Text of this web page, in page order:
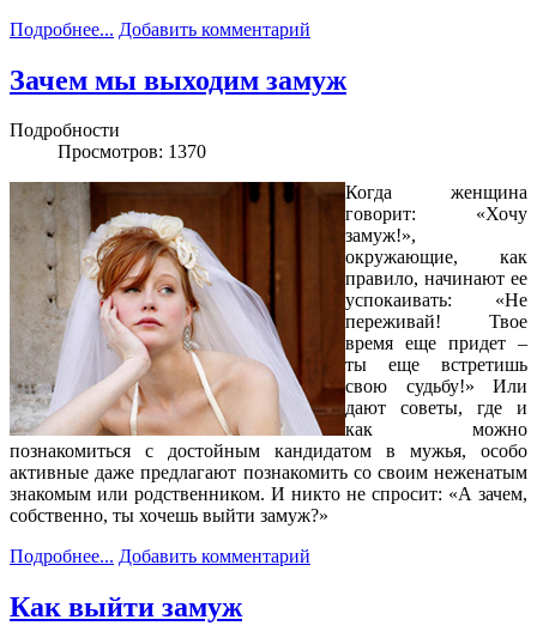
Подробнее... Добавить комментарий
Зачем мы выходим замуж
Подробности
Просмотров: 1370
Когда женщина
говорит: «Хочу
замуж!»,
окружающие, как
правило, начинают ее
успокаивать: «Не
переживай! Твое
время еще придет –
ты еще встретишь
свою судьбу!» Или
дают советы, где и
как можно
познакомиться с достойным кандидатом в мужья, особо
активные даже предлагают познакомить со своим неженатым
знакомым или родственником. И никто не спросит: «А зачем,
собственно, ты хочешь выйти замуж?»
Подробнее... Добавить комментарий
Как выйти замуж